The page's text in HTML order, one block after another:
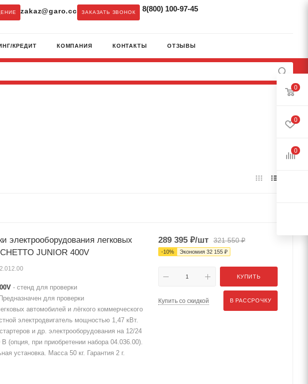
zakaz@garo.cc ЗАКАЗАТЬ ЗВОНОК 8(800) 100-97-45
КРЕДИТ КОМПАНИЯ КОНТАКТЫ ОТЗЫВЫ
электрооборудования легковых
JUNIOR 400V
- стенд для проверки
для проверки
автомобилей и лёгкого коммерческого
электродвигатель мощностью 1,47 кВт.
и др. электрооборудования на 12/24
(опция, при приобретении набора 04.036.00).
установка. Масса 50 кг. Гарантия 2 г.
289 395 ₽/шт 321 550₽
-10% Экономия 32 155 ₽
КУПИТЬ
Купить со скидкой В РАССРОЧКУ
0
0
0